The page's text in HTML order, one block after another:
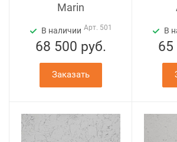
Marin
В наличии Арт. 501
68 500 руб.
Заказать
В
65